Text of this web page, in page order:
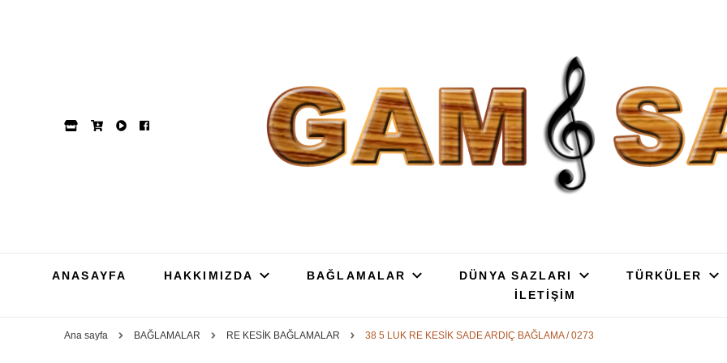
ANASAYFA HAKKIMIZDA BAĞLAMALAR DÜNYA SAZLARI TÜRKÜLER
İLETİŞİM
Ana sayfa BAĞLAMALAR RE KESİK BAĞLAMALAR 38 5 LUK RE KESİK SADE ARDIÇ BAĞLAMA / 0273